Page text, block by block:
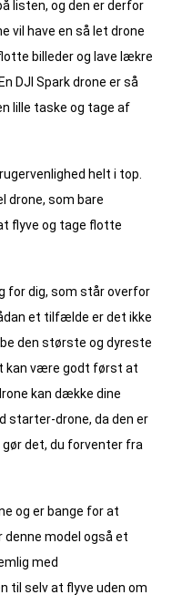
listen, og den er derfor
vil have en så let drone
billeder og lave lækre
DJI Spark drone er så
lille taske og tage af
helt i top.
drone, som bare
flyve og tage flotte
for dig, som står overfor
et tilfælde er det ikke
den største og dyreste
kan være godt først at
kan dække dine
starter-drone, da den er
det, du forventer fra
og er bange for at
model også et
med
til selv at flyve uden om